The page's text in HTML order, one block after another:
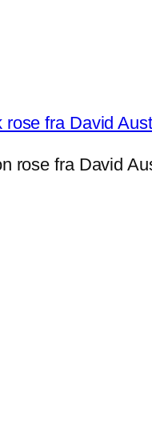
rose fra David